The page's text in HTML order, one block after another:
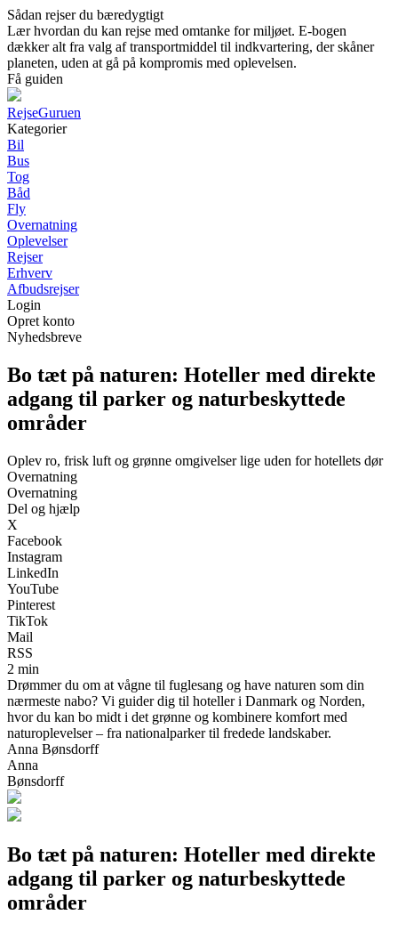
Sådan rejser du bæredygtigt
Lær hvordan du kan rejse med omtanke for miljøet. E-bogen
dækker alt fra valg af transportmiddel til indkvartering, der skåner
planeten, uden at gå på kompromis med oplevelsen.
Få guiden
RejseGuruen
Kategorier
Bil
Bus
Tog
Båd
Fly
Overnatning
Oplevelser
Rejser
Erhverv
Afbudsrejser
Login
Opret konto
Nyhedsbreve
Bo tæt på naturen: Hoteller med direkte
adgang til parker og naturbeskyttede
områder
Oplev ro, frisk luft og grønne omgivelser lige uden for hotellets dør
Overnatning
Overnatning
Del og hjælp
X
Facebook
Instagram
LinkedIn
YouTube
Pinterest
TikTok
Mail
RSS
2 min
Drømmer du om at vågne til fuglesang og have naturen som din
nærmeste nabo? Vi guider dig til hoteller i Danmark og Norden,
hvor du kan bo midt i det grønne og kombinere komfort med
naturoplevelser – fra nationalparker til fredede landskaber.
Anna Bønsdorff
Anna
Bønsdorff
Bo tæt på naturen: Hoteller med direkte
adgang til parker og naturbeskyttede
områder